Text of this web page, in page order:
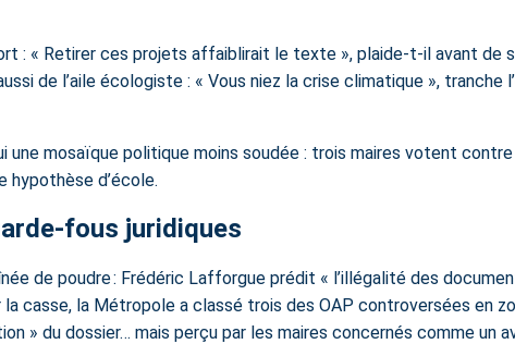
: « Retirer ces projets affaiblirait le texte », plaide-t-il avant de
de l’aile écologiste : « Vous niez la crise climatique », tranche
une mosaïque politique moins soudée : trois maires votent
hypothèse d’école.
fous juridiques
de poudre : Frédéric Lafforgue prédit « l’illégalité des
casse, la Métropole a classé trois des OAP controversées en
» du dossier… mais perçu par les maires concernés comme un